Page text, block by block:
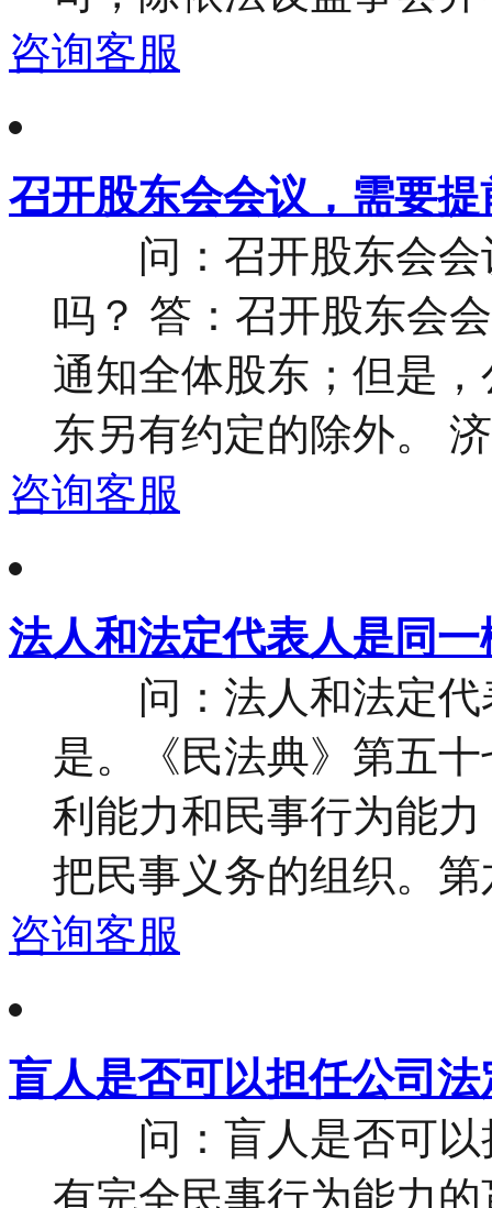
咨询客服
召开股东会会议，需要
问：召开股东会会
吗？ 答：召开股东会
通知全体股东；但是
东另有约定的除外。
咨询客服
法人和法定代表人是同
问：法人和法定代
是。《民法典》第五
利能力和民事行为能
把民事义务的组织。
咨询客服
盲人是否可以担任公司
问：盲人是否可以
有完全民事行为能力